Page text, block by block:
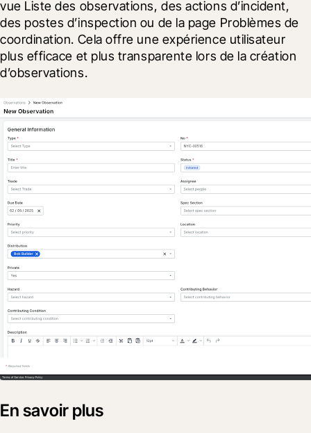
vue Liste des observations, des actions d’incident,
des postes d’inspection ou de la page Problèmes de
coordination. Cela offre une expérience utilisateur
plus efficace et plus transparente lors de la création
d’observations.
En savoir plus